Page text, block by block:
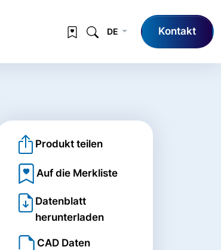
DE Kontakt
Produkt teilen
Auf die Merkliste
Datenblatt
herunterladen
CAD Daten